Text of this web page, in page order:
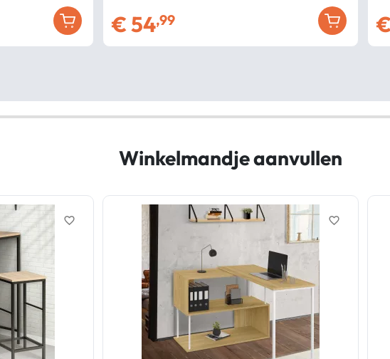
€54,99
Winkelmandje aanvullen
favorite_border favorite_border